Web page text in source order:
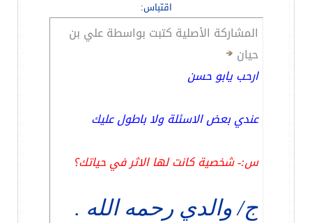
اقتباس:
المشاركة الأصلية كتبت بواسطة علي بن
حيان
ارحب يابو حسن
عندي بعض الاسئلة ولا باطول عليك
س:- شخصية كانت لها الاثر في حياتك؟
ج/ والدي رحمه الله .